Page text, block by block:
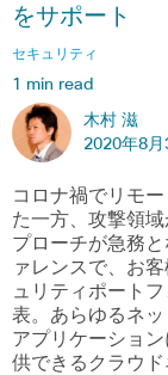
をサポート
セキュリティ
1 min read
木村 滋
2020年8
コロナ禍でリモ
た一方、攻撃領
プローチが急務
ァレンスで、お
ュリティポート
表。あらゆるネッ
アプリケーショ
供できるクラウド